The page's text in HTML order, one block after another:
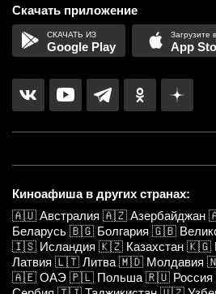
Скачать приложение
Google Play App
Киноафиша в других странах:
🇦🇺 Австралия 🇦🇿 Азербайджан
Беларусь 🇧🇬 Болгария 🇬🇧
🇮🇸 Исландия 🇰🇿 Казахстан 🇰🇬
Латвия 🇱🇹 Литва 🇲🇩 Молдавия
🇦🇪 ОАЭ 🇵🇱 Польша 🇷🇺 Россия